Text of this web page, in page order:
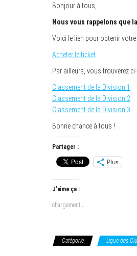
Bonjour à tous,
Nous vous rappelons que
Voici le lien pour obtenir votre
Acheter le ticket
Par ailleurs, vous trouverez
Classement de la Division 1
Classement de la Division 2
Classement de la Division 3
Bonne chance à tous !
Partager :
Plus
J’aime ça :
chargement…
Catégorie Ligue des